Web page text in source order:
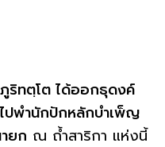
ริทตฺโต ได้ออกธุดงค์
ปพำนักปักหลักบำเพ็ญ
ยก ณ ถ้ำสาริกา แห่งนี้